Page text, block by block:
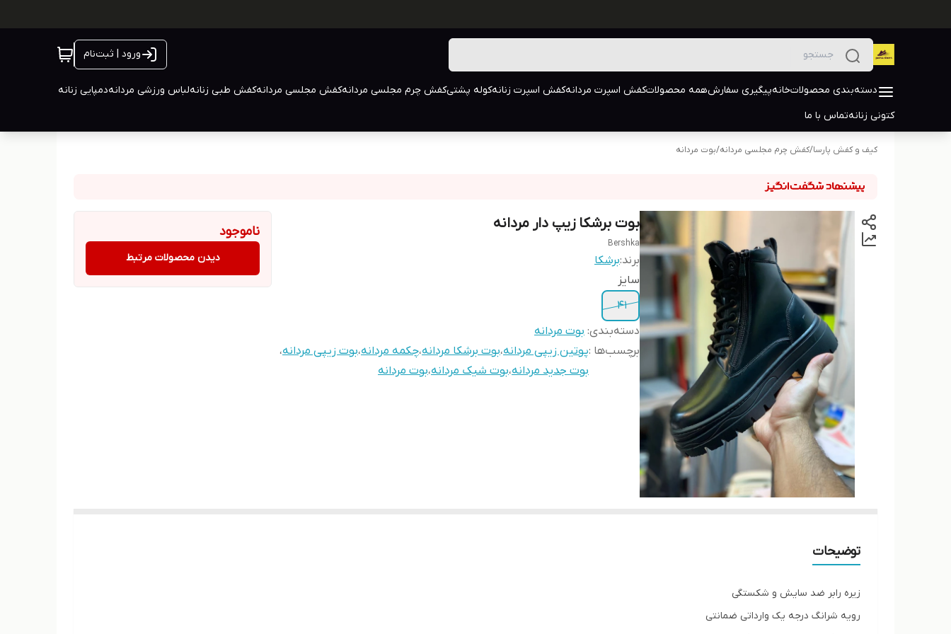
ورود | ثبت‌نام
دسته‌بندی محصولاتخانهپیگیری سفارشهمه محصولاتکفش اسپرت مردانهکفش اسپرت زنانهکوله پشتیکفش چرم مجلسی مردانهکفش مجلسی مردانهکفش طبی زنانهلباس ورزشی مردانهدمپایی زنانه
کتونی زنانهتماس با ما
کیف و کفش پارسا/کفش چرم مجلسی مردانه/بوت مردانه
بوت برشکا زیپ دار مردانه
Bershka
برند:برشکا
سایز
41
دسته‌بندی: بوت مردانه
برچسب‌ها :پوتین زیپی مردانه،بوت برشکا مردانه،چکمه مردانه،بوت زیپی مردانه،
بوت جدید مردانه،بوت شیک مردانه،بوت مردانه
ناموجود
دیدن محصولات مرتبط
توضیحات
زیره رابر ضد سایش و شکستگی
رویه شرانگ درجه یک وارداتی ضمانتی